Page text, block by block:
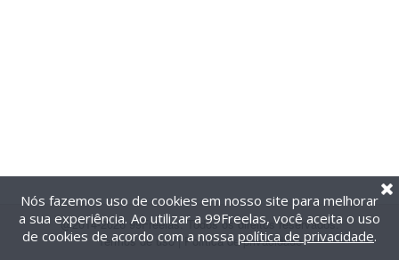
@2014-2026 99Freelas. Todos os direitos reservados.
Termos de uso| Política de privacidade
Nós fazemos uso de cookies em nosso site para melhorar
a sua experiência. Ao utilizar a 99Freelas, você aceita o uso
de cookies de acordo com a nossa política de privacidade.